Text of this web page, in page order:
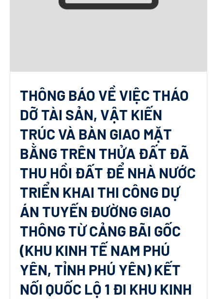
THÔNG BÁO VỀ VIỆC THÁO
DỠ TÀI SẢN, VẬT KIẾN
TRÚC VÀ BÀN GIAO MẶT
BẰNG TRÊN THỬA ĐẤT ĐÃ
THU HỒI ĐẤT ĐỂ NHÀ NƯỚC
TRIỂN KHAI THI CÔNG DỰ
ÁN TUYẾN ĐƯỜNG GIAO
THÔNG TỪ CẢNG BÃI GỐC
(KHU KINH TẾ NAM PHÚ
YÊN, TỈNH PHÚ YÊN) KẾT
NỐI QUỐC LỘ 1 ĐI KHU KINH